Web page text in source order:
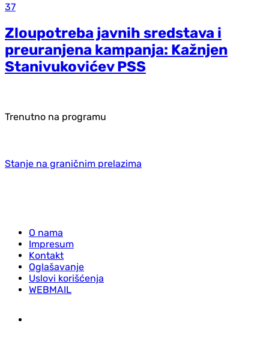
37
Zloupotreba javnih sredstava i
preuranjena kampanja: Kažnjen
Stanivukovićev PSS
Trenutno na programu
Stanje na graničnim prelazima
O nama
Impresum
Kontakt
Oglašavanje
Uslovi korišćenja
WEBMAIL